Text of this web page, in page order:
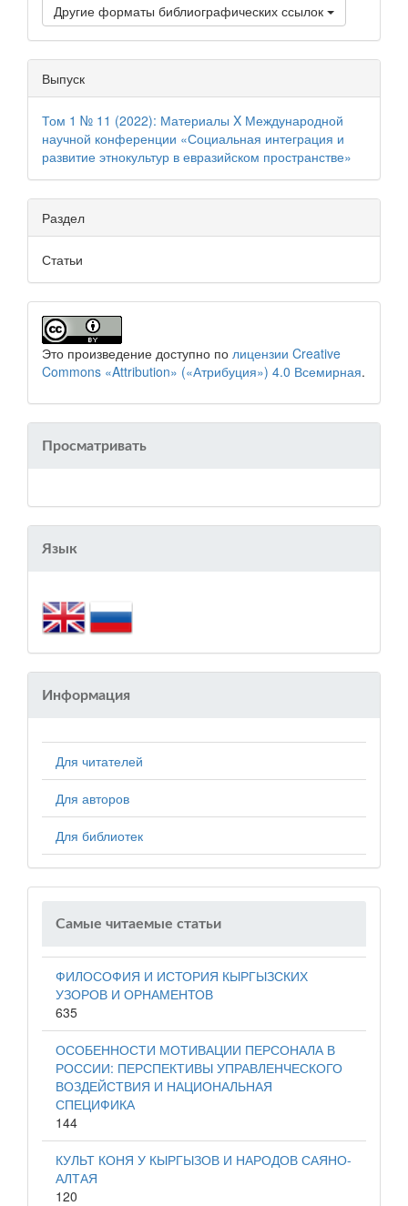
Другие форматы библиографических ссылок
Выпуск
Том 1 № 11 (2022): Материалы X Международной
научной конференции «Социальная интеграция и
развитие этнокультур в евразийском пространстве»
Раздел
Статьи
Это произведение доступно по лицензии Creative
Commons «Attribution» («Атрибуция») 4.0 Всемирная.
Просматривать
Язык
Информация
Для читателей
Для авторов
Для библиотек
Самые читаемые статьи
ФИЛОСОФИЯ И ИСТОРИЯ КЫРГЫЗСКИХ
УЗОРОВ И ОРНАМЕНТОВ
635
ОСОБЕННОСТИ МОТИВАЦИИ ПЕРСОНАЛА В
РОССИИ: ПЕРСПЕКТИВЫ УПРАВЛЕНЧЕСКОГО
ВОЗДЕЙСТВИЯ И НАЦИОНАЛЬНАЯ
СПЕЦИФИКА
144
КУЛЬТ КОНЯ У КЫРГЫЗОВ И НАРОДОВ САЯНО-
АЛТАЯ
120